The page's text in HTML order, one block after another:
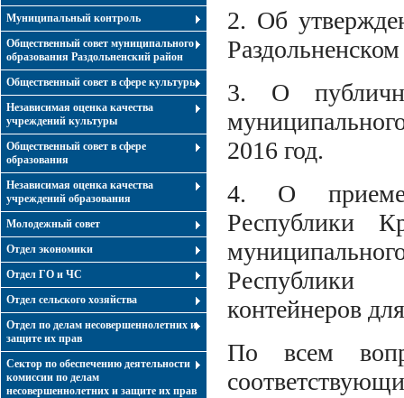
Муниципальный контроль
Общественный совет муниципального
образования Раздольненский район
Общественный совет в сфере культуры
Независимая оценка качества
учреждений культуры
Общественный совет в сфере
образования
Независимая оценка качества
учреждений образования
Молодежный совет
Отдел экономики
Отдел ГО и ЧС
Отдел сельского хозяйства
Отдел по делам несовершеннолетних и
защите их прав
Сектор по обеспечению деятельности
комиссии по делам
несовершеннолетних и защите их прав
2. Об
3. О
2016 год.
4. О приеме
Республики
контейнеров
По всем